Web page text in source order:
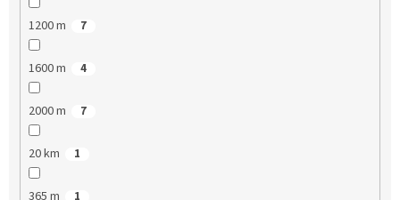
1200 m 7
1600 m 4
2000 m 7
20 km 1
365 m 1